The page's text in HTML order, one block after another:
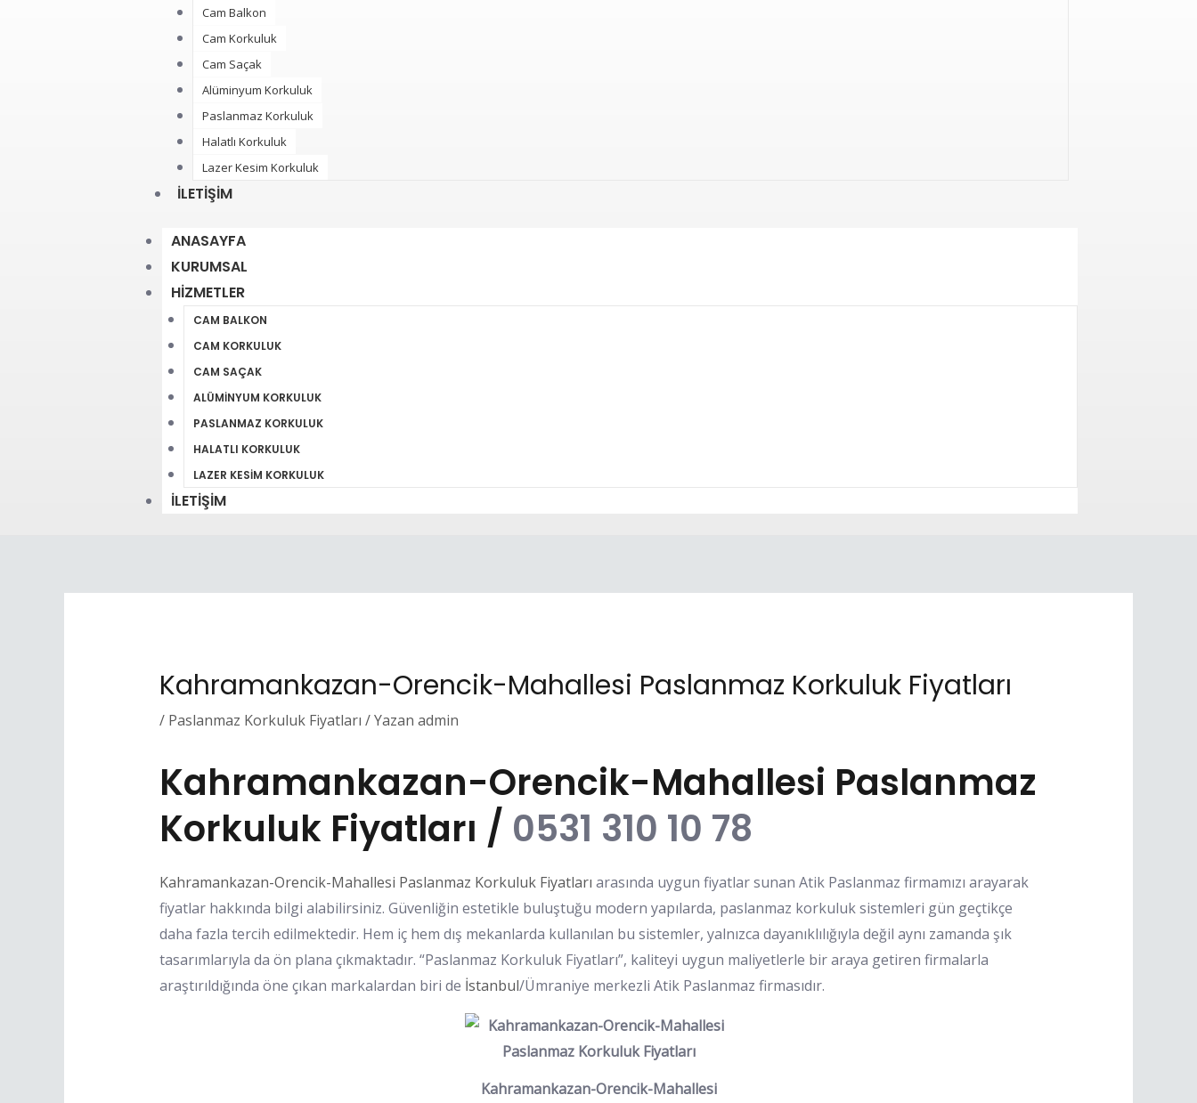
Cam Balkon
Cam Korkuluk
Cam Saçak
Alüminyum Korkuluk
Paslanmaz Korkuluk
Halatlı Korkuluk
Lazer Kesim Korkuluk
İLETIŞIM
ANASAYFA
KURUMSAL
HIZMETLER
CAM BALKON
CAM KORKULUK
CAM SAÇAK
ALÜMINYUM KORKULUK
PASLANMAZ KORKULUK
HALATLI KORKULUK
LAZER KESIM KORKULUK
İLETIŞIM
Kahramankazan-Orencik-Mahallesi Paslanmaz Korkuluk Fiyatları
/ Paslanmaz Korkuluk Fiyatları / Yazan admin
Kahramankazan-Orencik-Mahallesi Paslanmaz
Korkuluk Fiyatları / 0531 310 10 78
Kahramankazan-Orencik-Mahallesi Paslanmaz Korkuluk Fiyatları arasında uygun fiyatlar sunan Atik Paslanmaz firmamızı arayarak
fiyatlar hakkında bilgi alabilirsiniz. Güvenliğin estetikle buluştuğu modern yapılarda, paslanmaz korkuluk sistemleri gün geçtikçe
daha fazla tercih edilmektedir. Hem iç hem dış mekanlarda kullanılan bu sistemler, yalnızca dayanıklılığıyla değil aynı zamanda şık
tasarımlarıyla da ön plana çıkmaktadır. “Paslanmaz Korkuluk Fiyatları”, kaliteyi uygun maliyetlerle bir araya getiren firmalarla
araştırıldığında öne çıkan markalardan biri de İstanbul/Ümraniye merkezli Atik Paslanmaz firmasıdır.
Kahramankazan-Orencik-Mahallesi